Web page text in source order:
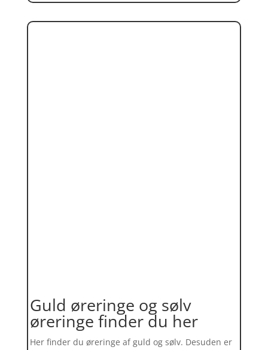
Guld øreringe og sølv
øreringe finder du her
Her finder du øreringe af guld og sølv. Desuden er